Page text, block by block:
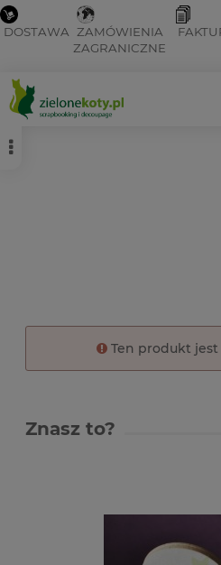
DOSTAWA ZAMÓWIENIA
ZAGRANICZNE
Ten produkt
Znasz to?